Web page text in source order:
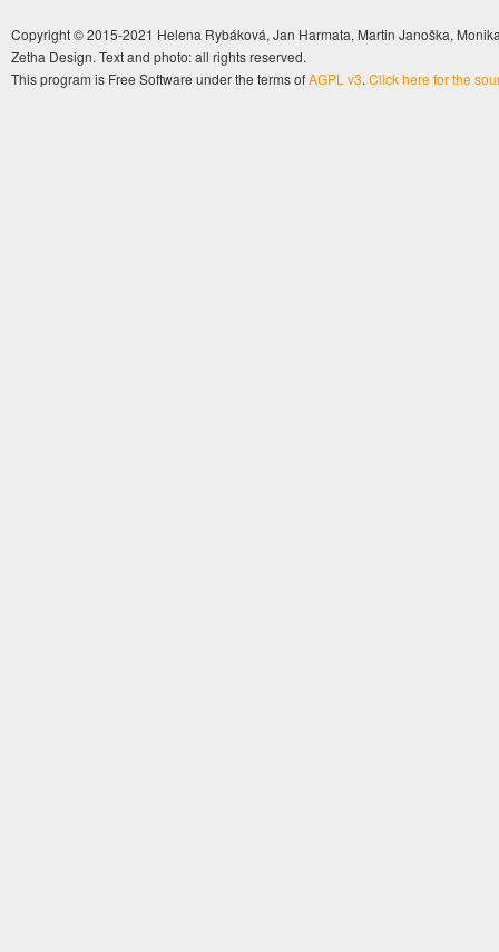
Copyright © 2015-2021 Helena Rybáková, Jan Harmata, Martin Janoška,
Zetha Design. Text and photo: all rights reserved.
This program is Free Software under the terms ofAGPL v3. Click here for the